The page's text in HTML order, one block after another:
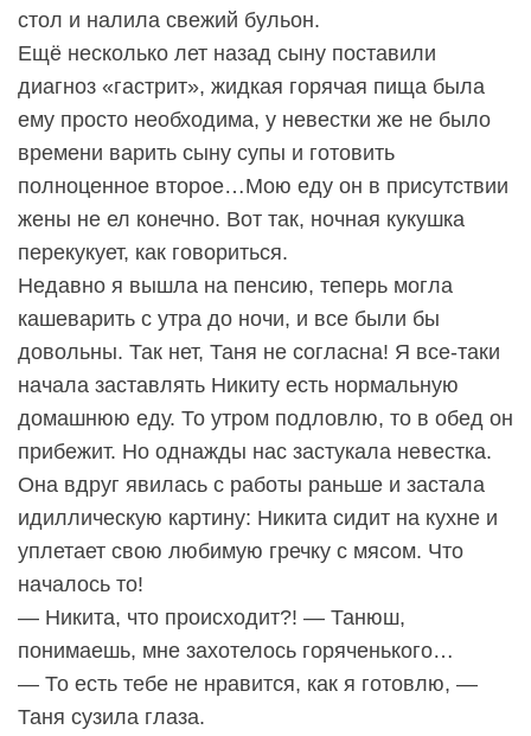
стол и налила свежий бульон.
Ещё несколько лет назад сыну поставили
диагноз «гастрит», жидкая горячая пища была
ему просто необходима, у невестки же не было
времени варить сыну супы и готовить
полноценное второе…Мою еду он в присутствии
жены не ел конечно. Вот так, ночная кукушка
перекукует, как говориться.
Недавно я вышла на пенсию, теперь могла
кашеварить с утра до ночи, и все были бы
довольны. Так нет, Таня не согласна! Я все-таки
начала заставлять Никиту есть нормальную
домашнюю еду. То утром подловлю, то в обед он
прибежит. Но однажды нас застукала невестка.
Она вдруг явилась с работы раньше и застала
идиллическую картину: Никита сидит на кухне и
уплетает свою любимую гречку с мясом. Что
началось то!
— Никита, что происходит?! — Танюш,
понимаешь, мне захотелось горяченького…
— То есть тебе не нравится, как я готовлю, —
Таня сузила глаза.